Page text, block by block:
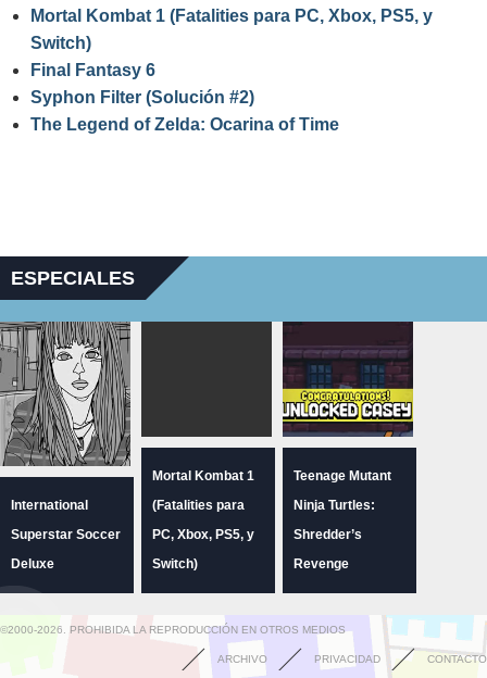
Mortal Kombat 1 (Fatalities para PC, Xbox, PS5, y
Switch)
Final Fantasy 6
Syphon Filter (Solución #2)
The Legend of Zelda: Ocarina of Time
ESPECIALES
International
Superstar Soccer
Deluxe
Mortal Kombat 1
(Fatalities para
PC, Xbox, PS5, y
Switch)
Teenage Mutant
Ninja Turtles:
Shredder’s
Revenge
©2000-2026. PROHIBIDA LA REPRODUCCIÓN EN OTROS MEDIOS
ARCHIVO PRIVACIDAD CONTACTO